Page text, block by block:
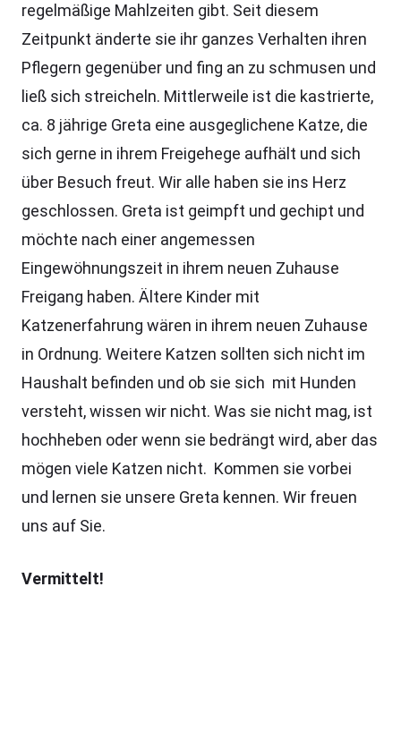
regelmäßige Mahlzeiten gibt. Seit diesem
Zeitpunkt änderte sie ihr ganzes Verhalten ihren
Pflegern gegenüber und fing an zu schmusen und
ließ sich streicheln. Mittlerweile ist die kastrierte,
ca. 8 jährige Greta eine ausgeglichene Katze, die
sich gerne in ihrem Freigehege aufhält und sich
über Besuch freut. Wir alle haben sie ins Herz
geschlossen. Greta ist geimpft und gechipt und
möchte nach einer angemessen
Eingewöhnungszeit in ihrem neuen Zuhause
Freigang haben. Ältere Kinder mit
Katzenerfahrung wären in ihrem neuen Zuhause
in Ordnung. Weitere Katzen sollten sich nicht im
Haushalt befinden und ob sie sich mit Hunden
versteht, wissen wir nicht. Was sie nicht mag, ist
hochheben oder wenn sie bedrängt wird, aber das
mögen viele Katzen nicht. Kommen sie vorbei
und lernen sie unsere Greta kennen. Wir freuen
uns auf Sie.
Vermittelt!